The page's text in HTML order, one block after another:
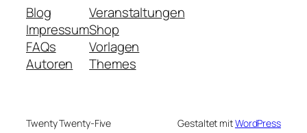
Blog
Impressum
FAQs
Autoren
Veranstaltungen
Shop
Vorlagen
Themes
Twenty Twenty-Five Gestaltet mitWordPress